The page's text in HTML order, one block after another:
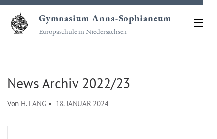
Zum
Inhalt
springen
Gymnasium Anna-Sophianeum
Europaschule in Niedersachsen
News Archiv 2022/23
Von H. LANG 18. JANUAR 2024